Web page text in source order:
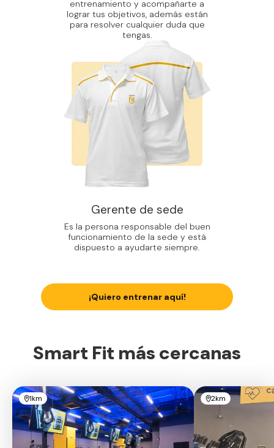
entrenamiento y acompañarte a
lograr tus objetivos, además están
para resolver cualquier duda que
tengas.
Gerente de sede
Es la persona responsable del buen
funcionamiento de la sede y está
dispuesto a ayudarte siempre.
¡Quiero entrenar aquí!
Smart Fit más cercanas
1km 2km